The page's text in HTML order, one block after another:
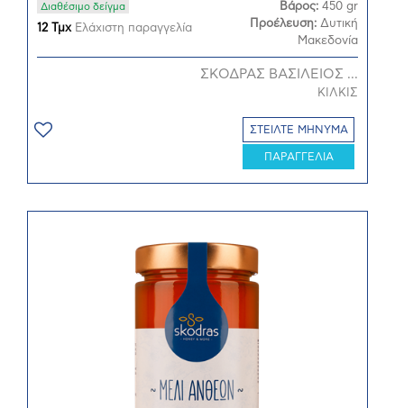
Διαθέσιμο δείγμα
12 ΤμχΕλάχιστη παραγγελία
Βάρος: 450 gr
Προέλευση: Δυτική
Μακεδονία
ΣΚΟΔΡΑΣ ΒΑΣΙΛΕΙΟΣ ...
ΚΙΛΚΙΣ
ΣΤΕΙΛΤΕ ΜΗΝΥΜΑ
ΠΑΡΑΓΓΕΛΙΑ